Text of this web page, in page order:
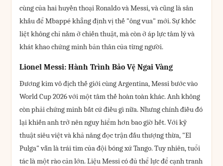
cùng của hai huyền thoại Ronaldo và Messi, và cũng là sân
khấu để Mbappé khẳng định vị thế "ông vua" mới. Sự khốc
liệt không chỉ nằm ở chiến thuật, mà còn ở áp lực tâm lý và
khát khao chứng minh bản thân của từng người.
Lionel Messi: Hành Trình Bảo Vệ Ngai Vàng
Đương kim vô địch thế giới cùng Argentina, Messi bước vào
World Cup 2026 với một tâm thế hoàn toàn khác. Anh không
còn phải chứng minh bất cứ điều gì nữa. Nhưng chính điều đó
lại khiến anh trở nên nguy hiểm hơn bao giờ hết. Với kỹ
thuật siêu việt và khả năng đọc trận đấu thượng thừa, "El
Pulga" vẫn là trái tim của đội bóng xứ Tango. Tuy nhiên, tuổi
tác là một rào cản lớn. Liệu Messi có đủ thể lực để cạnh tranh